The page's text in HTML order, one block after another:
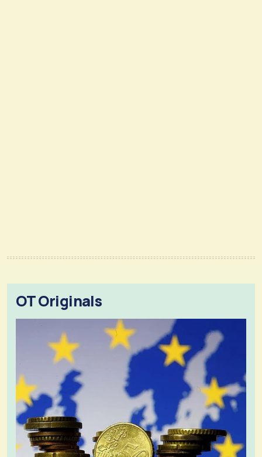
OT Originals